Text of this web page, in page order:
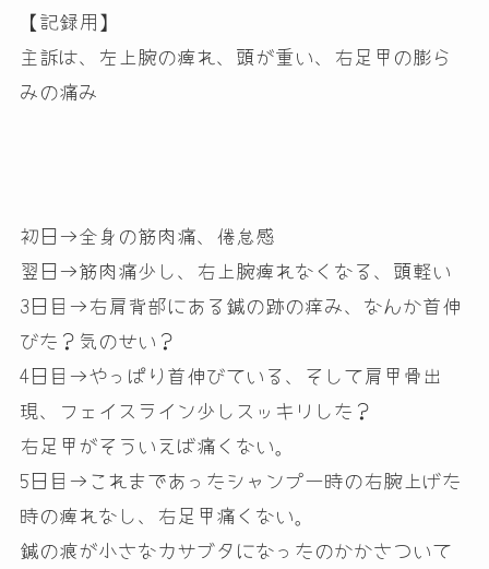
【記録用】
主訴は、左上腕の痺れ、頭が重い、右足甲の膨ら
みの痛み
初日→全身の筋肉痛、倦怠感
翌日→筋肉痛少し、右上腕痺れなくなる、頭軽い
3日目→右肩背部にある鍼の跡の痒み、なんか首伸
びた？気のせい？
4日目→やっぱり首伸びている、そして肩甲骨出
現、フェイスライン少しスッキリした？
右足甲がそういえば痛くない。
5日目→これまであったシャンプー時の右腕上げた
時の痺れなし、右足甲痛くない。
鍼の痕が小さなカサブタになったのかかさついて